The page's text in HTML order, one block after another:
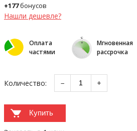
+177бонусов
Нашли дешевле?
Оплата
частями
Мгновенная
рассрочка
Количество: − +
Купить